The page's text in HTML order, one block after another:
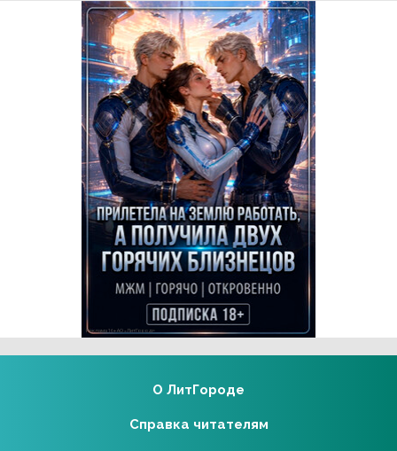
Реклама 16+ АО «ЛитГород»
О ЛитГороде
Справка читателям